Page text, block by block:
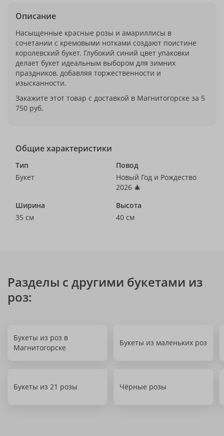
Описание
Насыщенные красные розы и амариллисы в
сочетании с кремовыми нотками создают поистине
королевский букет. Глубокий синий цвет упаковки
делает букет идеальным выбором для зимних
праздников, добавляя торжественности и
изысканности.
Закажите этот товар с доставкой в Магнитогорске за 5
750 руб.
Общие характеристики
Тип
Букет
Повод
Новый Год и Рождество
2026 🎄
Ширина
35 см
Высота
40 см
Разделы с другими букетами из
роз:
Букеты из роз в
Магнитогорске
Букеты из маленьких роз
Букеты из 21 розы Чёрные розы